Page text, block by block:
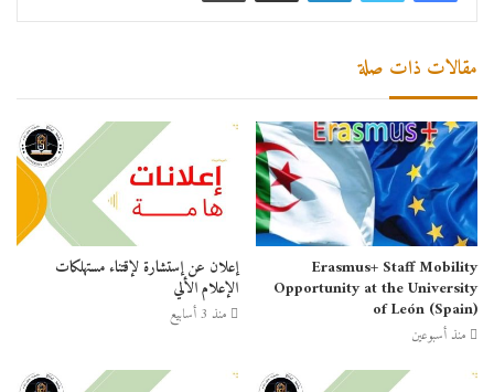
مقالات ذات صلة
Erasmus+ Staff Mobility
Opportunity at the University
of León (Spain)
منذ أسبوعين
إعلان عن إستشارة لإقتناء مستهلكات
الإعلام الألي
منذ 3 أسابيع